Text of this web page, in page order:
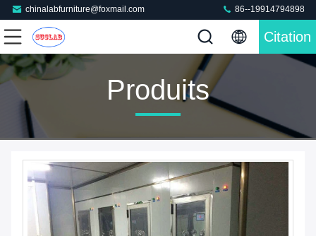
chinalabfurniture@foxmail.com 86--19914794898
Citation
Produits